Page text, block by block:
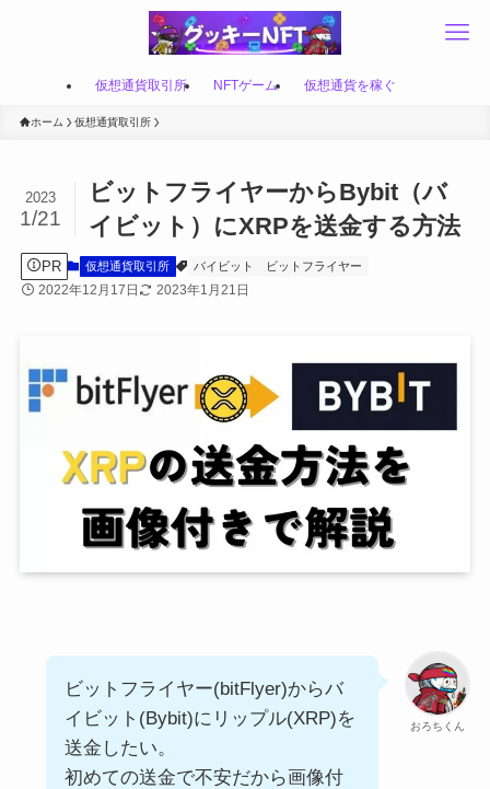
仮想通貨取引所 NFTゲーム 仮想通貨を稼ぐ
ホーム 仮想通貨取引所
ビットフライヤーからBybit（バ
イビット）にXRPを送金する方法
2023
1/21
PR 仮想通貨取引所 バイビット ビットフライヤー
2022年12月17日 2023年1月21日
おろちくん
ビットフライヤー(bitFlyer)からバ
イビット(Bybit)にリップル(XRP)を
送金したい。
初めての送金で不安だから画像付